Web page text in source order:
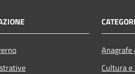
Cultura